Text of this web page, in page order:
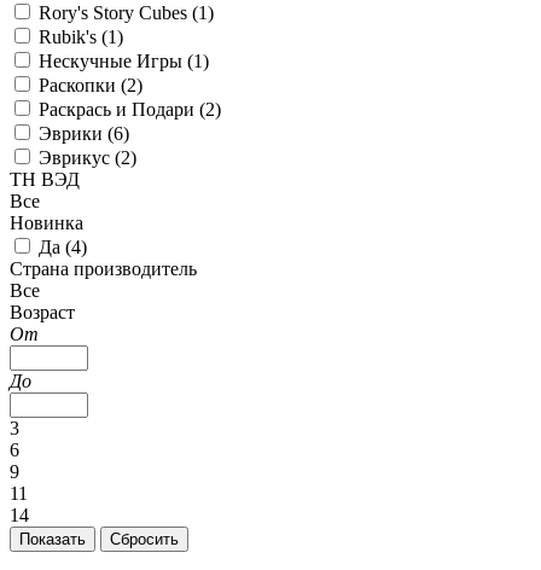
Rory's Story Cubes (1)
Rubik's (1)
Нескучные Игры (1)
Раскопки (2)
Раскрась и Подари (2)
Эврики (6)
Эврикус (2)
ТН ВЭД
Все
Новинка
Да (4)
Страна производитель
Все
Возраст
От
До
3
6
9
11
14